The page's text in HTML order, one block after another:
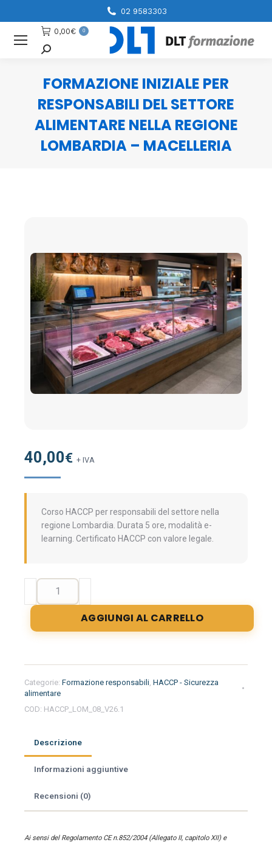
02 9583303
0,00€ 0
Cerca
FORMAZIONE INIZIALE PER
RESPONSABILI DEL SETTORE
ALIMENTARE NELLA REGIONE
LOMBARDIA – MACELLERIA
40,00€ + IVA
Corso HACCP per responsabili del settore nella
regione Lombardia. Durata 5 ore, modalità e-
learning. Certificato HACCP con valore legale.
Formazione
per
responsabili
alimentare
nella
regione
Lombardia
quantità
AGGIUNGI AL CARRELLO
Categorie: Formazione responsabili, HACCP - Sicurezza
alimentare
COD: HACCP_LOM_08_V26.1
Descrizione
Informazioni aggiuntive
Recensioni (0)
Ai sensi del Regolamento CE n.852/2004 (Allegato II, capitolo XII) e